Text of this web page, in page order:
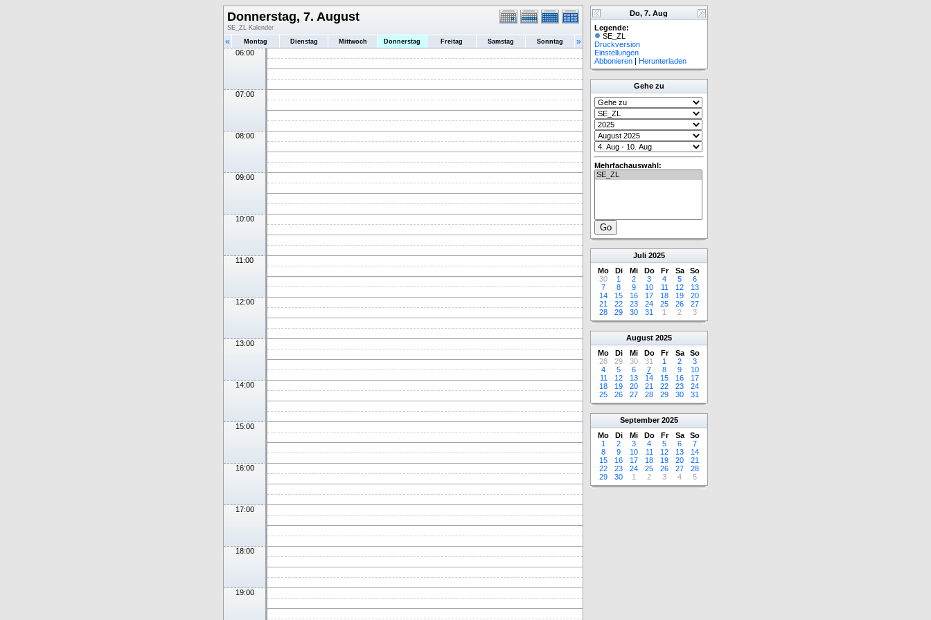
Donnerstag, 7. August
SE_ZL Kalender
« Montag Dienstag Mittwoch Donnerstag Freitag Samstag Sonntag »
06:00
07:00
08:00
09:00
10:00
11:00
12:00
13:00
14:00
15:00
16:00
17:00
18:00
19:00
Do, 7. Aug
Legende:
SE_ZL
Druckversion
Einstellungen
Abbonieren | Herunterladen
Gehe zu
Mehrfachauswahl:
Juli 2025
Mo
Di Mi Do Fr Sa
So
30
1 2 3 4 5
6
7
8 9 10 11 12
13
14
15 16 17 18 19
20
21
22 23 24 25 26
27
28
29 30 31 1 2 3
August 2025
Mo
Di Mi Do Fr Sa
So
28
29 30 31 1 2
3
4
5 6 7 8 9
10
11
12 13 14 15 16
17
18
19 20 21 22 23
24
25
26 27 28 29 30 31
September 2025
Mo
Di Mi Do Fr Sa
So
1
2 3 4 5 6
7
8
9 10 11 12 13
14
15
16 17 18 19 20
21
22
23 24 25 26 27
28
29
30 1 2 3 4 5